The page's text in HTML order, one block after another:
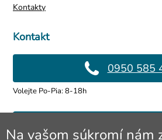
Kontakt
0950 585
Volejte Po-Pia: 8-18h
Kontakty
Na vašom súkromí nám